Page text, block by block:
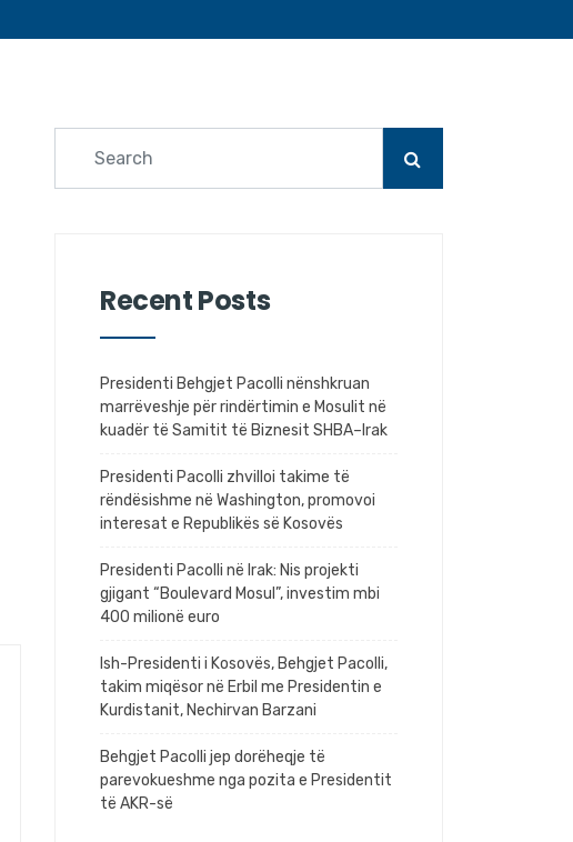
Recent Posts
Presidenti Behgjet Pacolli nënshkruan
marrëveshje për rindërtimin e Mosulit në
kuadër të Samitit të Biznesit SHBA–Irak
Presidenti Pacolli zhvilloi takime të
rëndësishme në Washington, promovoi
interesat e Republikës së Kosovës
Presidenti Pacolli në Irak: Nis projekti
gjigant “Boulevard Mosul”, investim mbi
400 milionë euro
Ish-Presidenti i Kosovës, Behgjet Pacolli,
takim miqësor në Erbil me Presidentin e
Kurdistanit, Nechirvan Barzani
Behgjet Pacolli jep dorëheqje të
parevokueshme nga pozita e Presidentit
të AKR-së